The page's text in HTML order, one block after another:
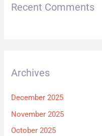
Recent Comments
Archives
December 2025
November 2025
October 2025